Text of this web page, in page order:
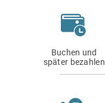
Buchen und
später bezahlen